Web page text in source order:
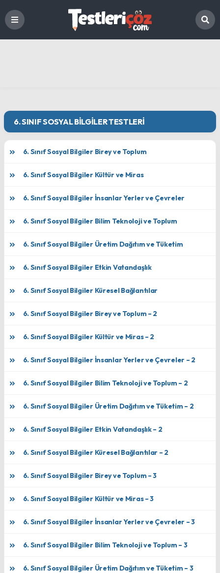
6. SINIF SOSYAL BILGILER TESTLERI
6. Sınıf Sosyal Bilgiler Birey ve Toplum
6. Sınıf Sosyal Bilgiler Kültür ve Miras
6. Sınıf Sosyal Bilgiler İnsanlar Yerler ve Çevreler
6. Sınıf Sosyal Bilgiler Bilim Teknoloji ve Toplum
6. Sınıf Sosyal Bilgiler Üretim Dağıtım ve Tüketim
6. Sınıf Sosyal Bilgiler Etkin Vatandaşlık
6. Sınıf Sosyal Bilgiler Küresel Bağlantılar
6. Sınıf Sosyal Bilgiler Birey ve Toplum – 2
6. Sınıf Sosyal Bilgiler Kültür ve Miras – 2
6. Sınıf Sosyal Bilgiler İnsanlar Yerler ve Çevreler – 2
6. Sınıf Sosyal Bilgiler Bilim Teknoloji ve Toplum – 2
6. Sınıf Sosyal Bilgiler Üretim Dağıtım ve Tüketim – 2
6. Sınıf Sosyal Bilgiler Etkin Vatandaşlık – 2
6. Sınıf Sosyal Bilgiler Küresel Bağlantılar – 2
6. Sınıf Sosyal Bilgiler Birey ve Toplum – 3
6. Sınıf Sosyal Bilgiler Kültür ve Miras – 3
6. Sınıf Sosyal Bilgiler İnsanlar Yerler ve Çevreler – 3
6. Sınıf Sosyal Bilgiler Bilim Teknoloji ve Toplum – 3
6. Sınıf Sosyal Bilgiler Üretim Dağıtım ve Tüketim – 3